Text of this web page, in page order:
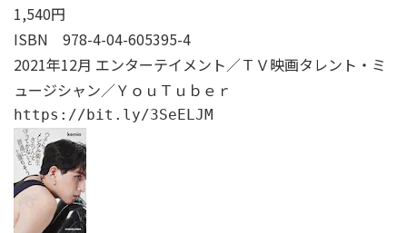
1,540円
ISBN 978-4-04-605395-4
2021年12月 エンターテイメント／ＴＶ映画タレント・ミ
ュージシャン／ＹｏｕＴｕｂｅｒ
https://bit.ly/3SeELJM